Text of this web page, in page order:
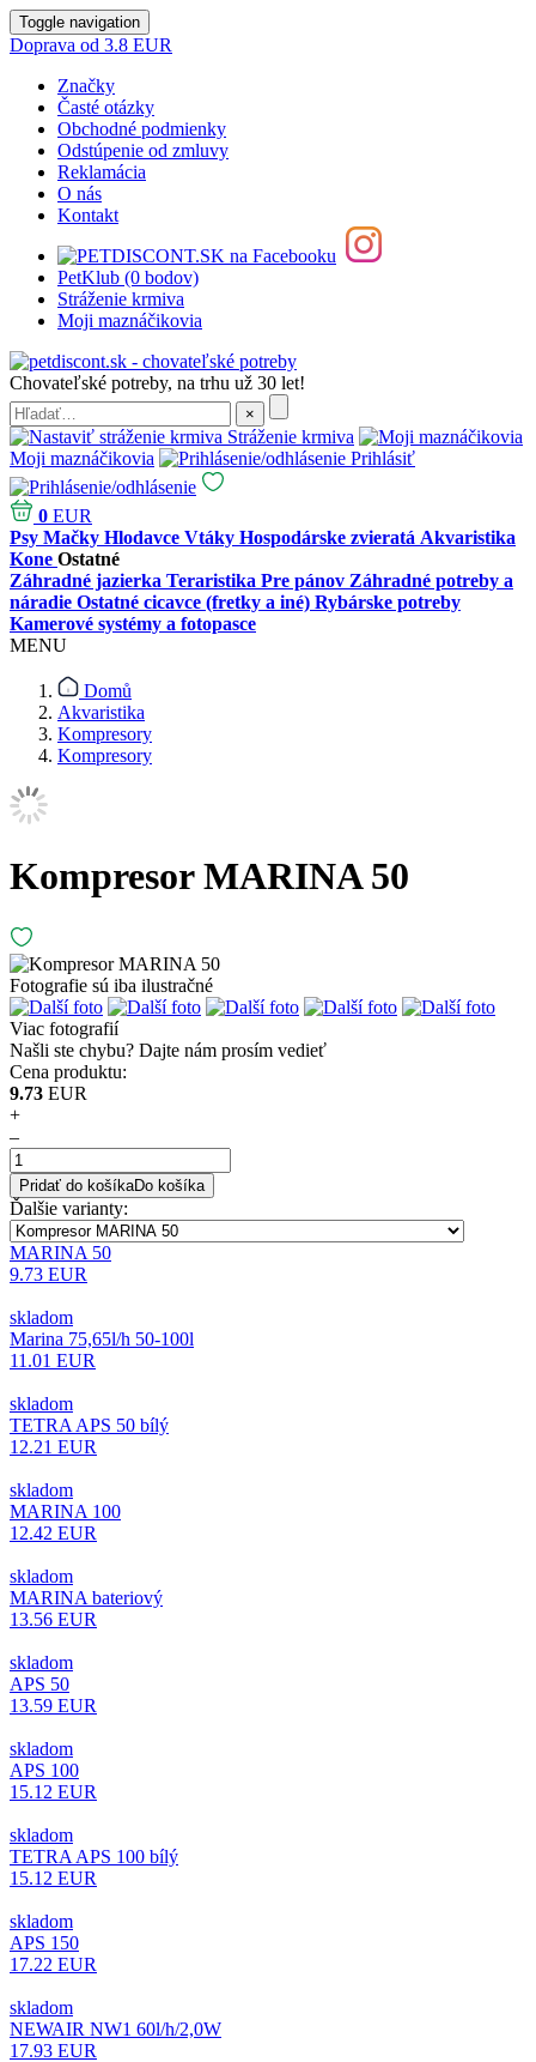
Toggle navigation
Doprava od 3.8 EUR
Značky
Časté otázky
Obchodné podmienky
Odstúpenie od zmluvy
Reklamácia
O nás
Kontakt
PetKlub (0 bodov)
Stráženie krmiva
Moji maznáčikovia
Chovateľské potreby, na trhu už 30 let!
Stráženie krmiva
Moji maznáčikovia
Prihlásiť
0 EUR
Psy Mačky Hlodavce Vtáky Hospodárske zvieratá Akvaristika
Kone Ostatné
Záhradné jazierka Teraristika Pre pánov Záhradné potreby a
náradie Ostatné cicavce (fretky a iné) Rybárske potreby
Kamerové systémy a fotopasce
MENU
Domů
Akvaristika
Kompresory
Kompresory
Kompresor MARINA 50
Fotografie sú iba ilustračné
Viac fotografií
Našli ste chybu? Dajte nám prosím vedieť
Cena produktu:
9.73 EUR
+
–
Pridať do košíkaDo košíka
Ďalšie varianty:
MARINA 50
9.73 EUR
skladom
Marina 75,65l/h 50-100l
11.01 EUR
skladom
TETRA APS 50 bílý
12.21 EUR
skladom
MARINA 100
12.42 EUR
skladom
MARINA bateriový
13.56 EUR
skladom
APS 50
13.59 EUR
skladom
APS 100
15.12 EUR
skladom
TETRA APS 100 bílý
15.12 EUR
skladom
APS 150
17.22 EUR
skladom
NEWAIR NW1 60l/h/2,0W
17.93 EUR